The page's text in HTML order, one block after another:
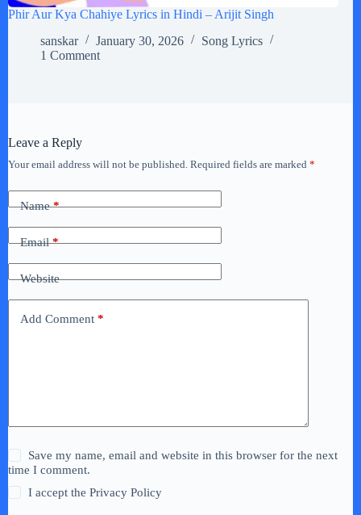
Phir Aur Kya Chahiye Lyrics in Hindi – Arijit Singh
sanskar
January 30, 2026
Song Lyrics
1 Comment
Leave a Reply
Your email address will not be published. Required fields are marked *
Name*
Email*
Website
Add Comment *
Save my name, email and website in this browser for the next
time I comment.
I accept thePrivacy Policy